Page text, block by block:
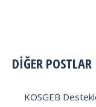
POST
DİĞER POSTLAR
KOSGEB